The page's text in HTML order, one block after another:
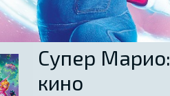
Супер
кино